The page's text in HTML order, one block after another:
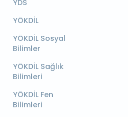
YDS
YÖKDİL
YÖKDİL Sosyal
Bilimler
YÖKDİL Sağlık
Bilimleri
YÖKDİL Fen
Bilimleri